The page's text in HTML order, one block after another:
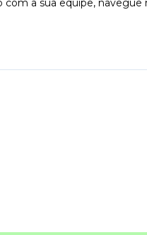
com a sua equipe, navegue